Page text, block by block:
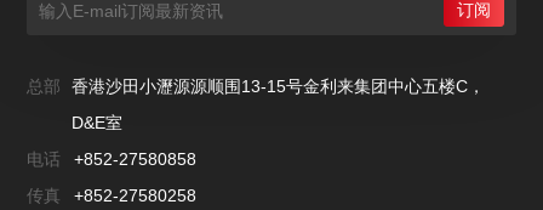
总部
香港沙田小瀝源源顺围13-15号金利来集团中心五楼C，
D&E室
电话
+852-27580858
传真
+852-27580258